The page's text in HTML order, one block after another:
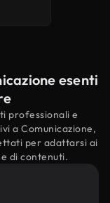
esenti
professionali e
a Comunicazione,
per adattarsi ai
di contenuti.